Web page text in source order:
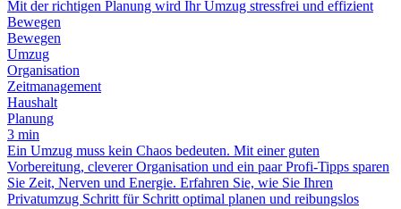
Mit der richtigen Planung wird Ihr Umzug stressfrei und effizient
Bewegen
Bewegen
Umzug
Organisation
Zeitmanagement
Haushalt
Planung
3 min
Ein Umzug muss kein Chaos bedeuten. Mit einer guten
Vorbereitung, cleverer Organisation und ein paar Profi-Tipps sparen
Sie Zeit, Nerven und Energie. Erfahren Sie, wie Sie Ihren
Privatumzug Schritt für Schritt optimal planen und reibungslos